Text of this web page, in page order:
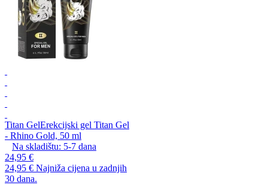
Titan GelErekcijski gel Titan Gel
- Rhino Gold, 50 ml
Na skladištu: 5-7 dana
24,95 €
24,95 € Najniža cijena u zadnjih
30 dana.